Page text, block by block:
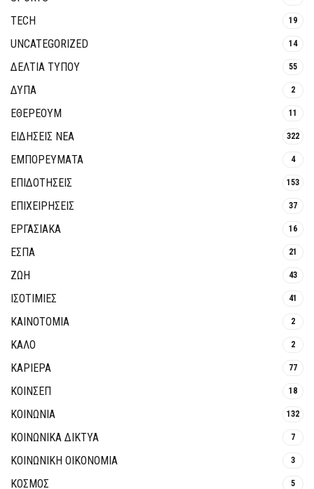
TECH 19
UNCATEGORIZED 14
ΔΕΛΤΙΑ ΤΥΠΟΥ 55
ΔΥΠΑ 2
ΕΘΈΡΕΟΥΜ 11
ΕΙΔΗΣΕΙΣ ΝΕΑ 322
ΕΜΠΟΡΕΥΜΑΤΑ 4
ΕΠΙΔΟΤΗΣΕΙΣ 153
ΕΠΙΧΕΙΡΗΣΕΙΣ 37
ΕΡΓΑΣΙΑΚΑ 16
ΕΣΠΑ 21
ΖΩΗ 43
ΙΣΟΤΙΜΙΕΣ 41
ΚΑΙΝΟΤΟΜΊΑ 2
ΚΑΛΟ 2
ΚΑΡΙΕΡΑ 77
ΚΟΙΝΣΕΠ 18
ΚΟΙΝΩΝΙΑ 132
ΚΟΙΝΩΝΙΚΆ ΔΊΚΤΥΑ 7
ΚΟΙΝΩΝΙΚΉ ΟΙΚΟΝΟΜΊΑ 3
ΚΟΣΜΟΣ 5